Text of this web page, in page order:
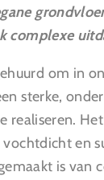
complexe
om in
sterke,
realiseren.
en
is van